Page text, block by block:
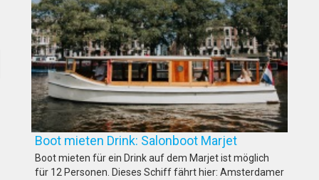
Boot mieten Drink: Salonboot Marjet
Boot mieten für ein Drink auf dem Marjet ist möglich
für 12 Personen. Dieses Schiff fährt hier: Amsterdamer